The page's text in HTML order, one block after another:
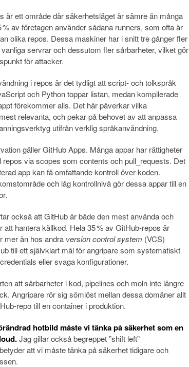
är ett område där säkerhetsläget är sämre än många
av företagen använder sådana runners, som ofta är
olika repos. Dessa maskiner har i snitt tre gånger fler
servrar och dessutom fler sårbarheter, vilket gör
för attacker.
i repos är det tydligt att script- och tolkspråk
och Python toppar listan, medan kompilerade
förekommer alls. Det här påverkar vilka
relevanta, och pekar på behovet av att anpassa
utifrån verklig språkanvändning.
gäller GitHub Apps. Många appar har rättigheter
via scopes som contents och pull_requests. Det
app kan få omfattande kontroll över koden.
och låg kontrollnivå gör dessa appar till en
också att GitHub är både den mest använda och
att hantera källkod. Hela 35 % av GitHub-repos är
mer än hos andra version control system (VCS)
till ett självklart mål för angripare som systematiskt
eller svaga konfigurationer.
att sårbarheter i kod, pipelines och moln inte längre
Angripare rör sig sömlöst mellan dessa domäner allt
repo till en container i produktion.
hotbild måste vi tänka på säkerhet som en
Jag gillar också begreppet ”shift left”
att vi måste tänka på säkerhet tidigare och